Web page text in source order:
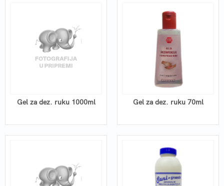
Gel za dez. ruku 1000ml Gel za dez. ruku 70ml